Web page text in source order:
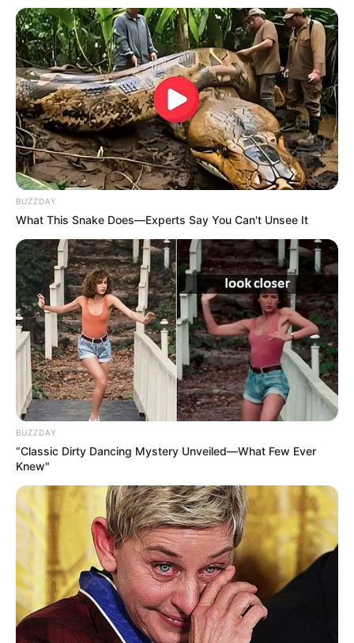
BUZZDAY
What This Snake Does—Experts Say You Can't Unsee It
BUZZDAY
“Classic Dirty Dancing Mystery Unveiled—What Few Ever
Knew"